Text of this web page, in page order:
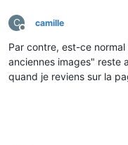
foreach
$reBase
$reLang
if
// 1) SUPPRIMER
foreach ($exts as $ext)
$orig =
if
C
Hors-ligne
camille
Par contre, est-ce
anciennes images" reste
quand je reviens sur la